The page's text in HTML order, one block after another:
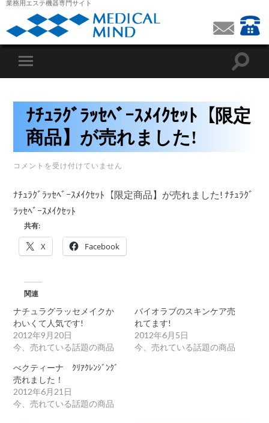
業務用エステ機器専門サイト
ﾅﾁｭﾗｸﾞﾗｯｾﾍﾞｰｽﾒｲｸｾｯﾄ【限定
商品】が売れました!
ﾅ
ﾗ
ｸﾞ
ﾗ
ﾍﾞ
ﾄ
【限
定
商
品】
売
れ
ま
し
た!
コメントを受け付けていません
ﾅﾁｭﾗｸﾞﾗｯｾﾍﾞｰｽﾒｲｸｾｯﾄ【限定商品】が売れました! ﾅﾁｭﾗｸﾞ
ﾗｯｾﾍﾞｰｽﾒｲｸｾｯﾄ
共有:
X Facebook
関連
ナチュラグラッセメイクか
わいくて人気です!
2012年9月20日
今、売れている話題の商品
バイオラブのスキンケア売
れてます!
2012年6月5日
今、売れている話題の商品
べクティーナ ｸﾘｱｸﾚﾝｼﾞﾝｸﾞ
売れました！
2012年6月21日
今、売れている話題の商品